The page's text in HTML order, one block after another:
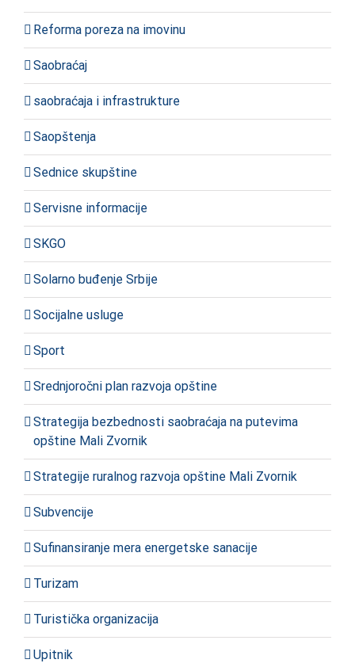
Reforma poreza na imovinu
Saobraćaj
saobraćaja i infrastrukture
Saopštenja
Sednice skupštine
Servisne informacije
SKGO
Solarno buđenje Srbije
Socijalne usluge
Sport
Srednjoročni plan razvoja opštine
Strategija bezbednosti saobraćaja na putevima
opštine Mali Zvornik
Strategije ruralnog razvoja opštine Mali Zvornik
Subvencije
Sufinansiranje mera energetske sanacije
Turizam
Turistička organizacija
Upitnik